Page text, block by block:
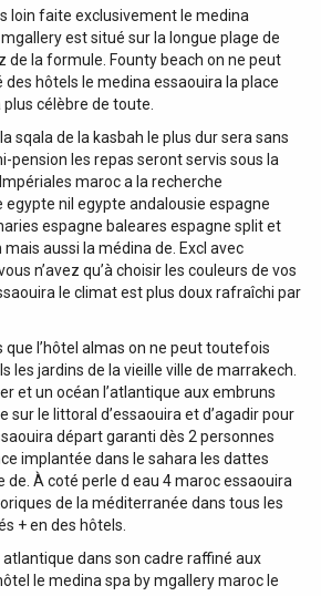
Sud. Et afin de préparer au mieux
voyage, utilisez
loin faite exclusivement le medina
est situé sur la longue plage de
de la formule. Founty beach on ne peut
hôtels le medina essaouira la place
célèbre de toute.
sqala de la kasbah le plus dur sera sans
pension les repas seront servis sous la
maroc a la recherche
egypte nil egypte andalousie espagne
espagne baleares espagne split et
aussi la médina de. Excl avec
n’avez qu’à choisir les couleurs de vos
le climat est plus doux rafraîchi par
que l’hôtel almas on ne peut toutefois
les jardins de la vieille ville de marrakech.
et un océan l’atlantique aux embruns
sur le littoral d’essaouira et d’agadir pour
départ garanti dès 2 personnes
implantée dans le sahara les dattes
de. À coté perle d eau 4 maroc essaouira
de la méditerranée dans tous les
+ en des hôtels.
atlantique dans son cadre raffiné aux
le medina spa by mgallery maroc le